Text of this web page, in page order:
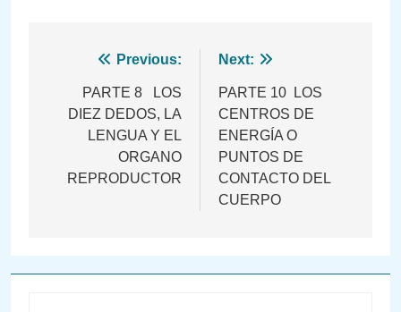
Navegación
entradas
Previous:
PARTE 8 LOS
DIEZ DEDOS, LA
LENGUA Y EL
ORGANO
REPRODUCTOR
Next:
PARTE 10 LOS
CENTROS DE
ENERGÍA O
PUNTOS DE
CONTACTO DEL
CUERPO